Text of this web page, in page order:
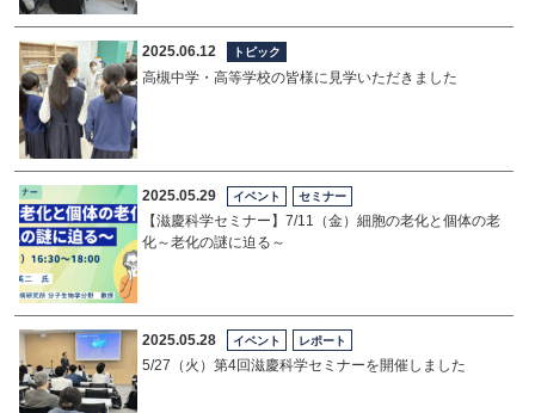
2025.06.12 トピック
高槻中学・高等学校の皆様に見学いただきました
2025.05.29 イベント セミナー
【滋慶科学セミナー】7/11（金）細胞の老化と個体の老
化～老化の謎に迫る～
2025.05.28 イベント レポート
5/27（火）第4回滋慶科学セミナーを開催しました